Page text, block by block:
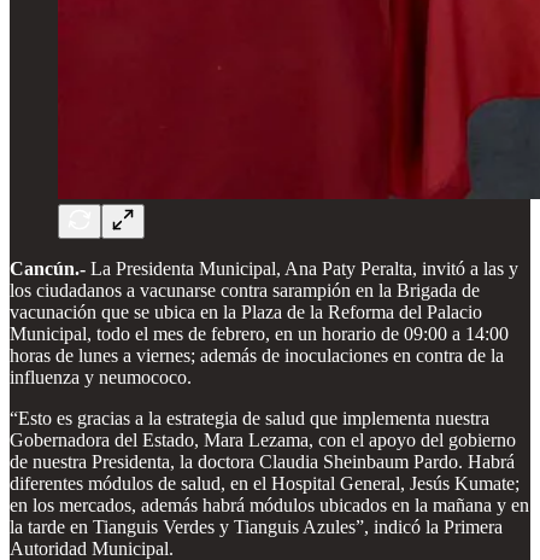
Cancún.- La Presidenta Municipal, Ana Paty Peralta, invitó a las y
los ciudadanos a vacunarse contra sarampión en la Brigada de
vacunación que se ubica en la Plaza de la Reforma del Palacio
Municipal, todo el mes de febrero, en un horario de 09:00 a 14:00
horas de lunes a viernes; además de inoculaciones en contra de la
influenza y neumococo.
“Esto es gracias a la estrategia de salud que implementa nuestra
Gobernadora del Estado, Mara Lezama, con el apoyo del gobierno
de nuestra Presidenta, la doctora Claudia Sheinbaum Pardo. Habrá
diferentes módulos de salud, en el Hospital General, Jesús Kumate;
en los mercados, además habrá módulos ubicados en la mañana y en
la tarde en Tianguis Verdes y Tianguis Azules”, indicó la Primera
Autoridad Municipal.